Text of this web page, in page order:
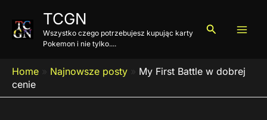
treści
TCGN
Wszystko czego potrzebujesz kupując karty
Pokemon i nie tylko....
Szukaj
Home » Najnowsze posty » My First Battle w dobrej
cenie